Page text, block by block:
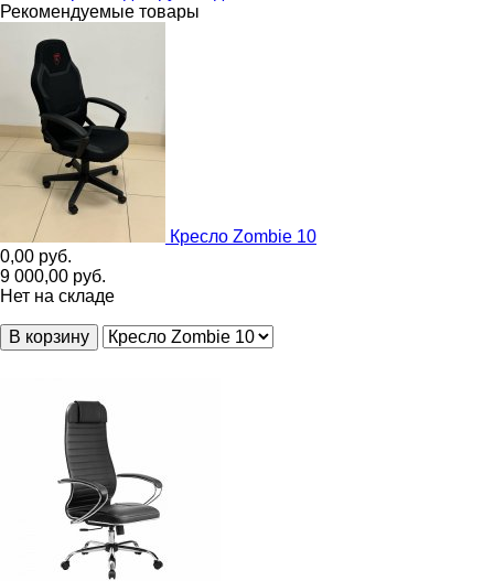
Рекомендуемые товары
Кресло Zombie 10
0,00 руб.
9 000,00 руб.
Нет на складе
В корзину